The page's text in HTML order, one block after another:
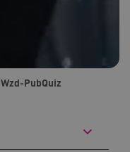
Wzd-PubQuiz